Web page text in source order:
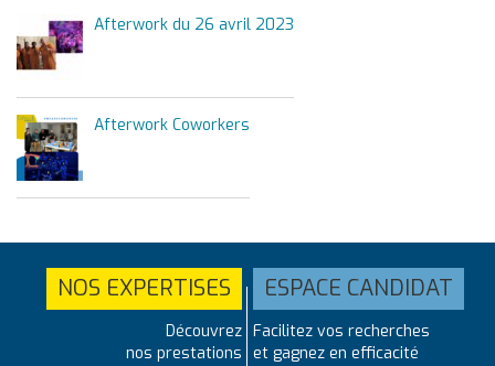
Afterwork du 26 avril 2023
Afterwork Coworkers
NOS EXPERTISES
Découvrez
nos prestations
ESPACE CANDIDAT
Facilitez vos recherches
et gagnez en efficacité